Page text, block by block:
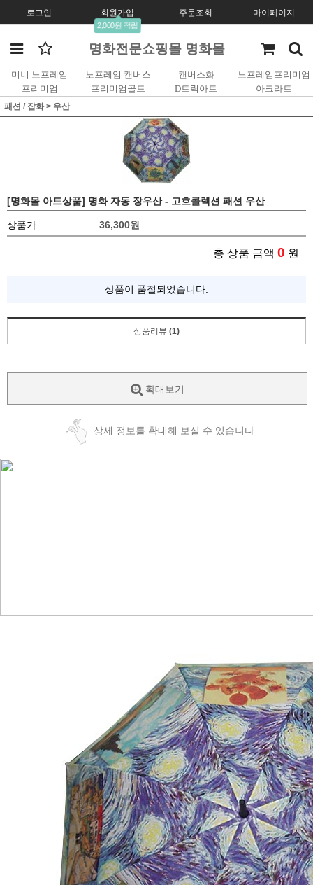
로그인 회원가입
2,000원 적립
주문조회 마이페이지
명화전문쇼핑몰 명화몰
미니 노프레임 노프레임 캔버스 캔버스화
노프레임프리미엄
프리미엄
프리미엄골드 D트릭아트 아크라트
패션 / 잡화> 우산
[명화몰 아트상품] 명화 자동 장우산 - 고흐콜렉션 패션 우산
상품가 36,300원
총 상품 금액 0 원
상품이 품절되었습니다.
상품리뷰 (1)
확대보기
상세 정보를 확대해 보실 수 있습니다